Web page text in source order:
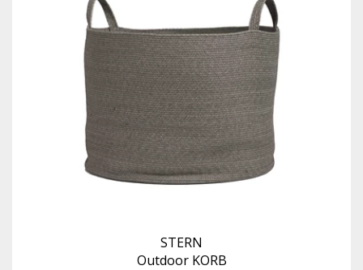
STERN
Outdoor KORB